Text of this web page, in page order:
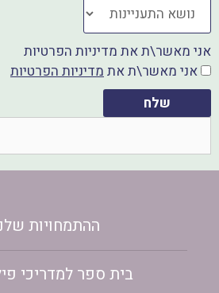
אני מאשר\ת את מדיניות הפרטיות
אני מאשר\ת אתמדיניות הפרטיות
שלח
ההתמחויות
בית ספר למדריכי